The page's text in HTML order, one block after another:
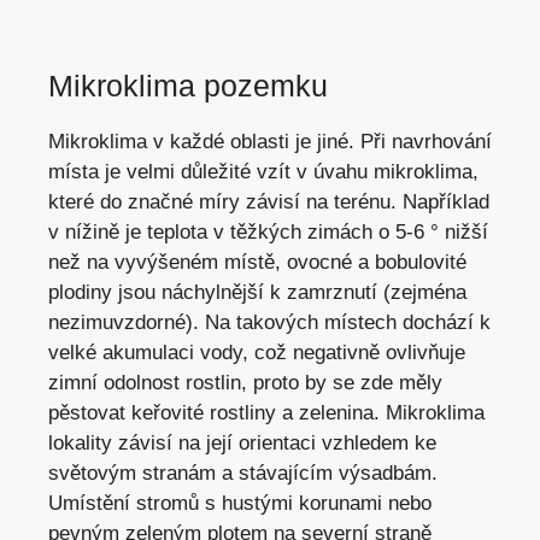
Mikroklima pozemku
Mikroklima v každé oblasti je jiné. Při navrhování
místa je velmi důležité vzít v úvahu mikroklima,
které do značné míry závisí na terénu. Například
v nížině je teplota v těžkých zimách o 5-6 ° nižší
než na vyvýšeném místě, ovocné a bobulovité
plodiny jsou náchylnější k zamrznutí (zejména
nezimuvzdorné). Na takových místech dochází k
velké akumulaci vody, což negativně ovlivňuje
zimní odolnost rostlin, proto by se zde měly
pěstovat keřovité rostliny a zelenina. Mikroklima
lokality závisí na její orientaci vzhledem ke
světovým stranám a stávajícím výsadbám.
Umístění stromů s hustými korunami nebo
pevným zeleným plotem na severní straně